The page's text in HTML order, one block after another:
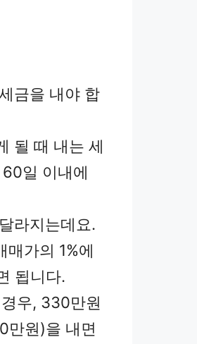
금을 내야 합
될 때 내는 세
일 이내에
라지는데요.
가의 1%에
됩니다.
우, 330만원
만원)을 내면